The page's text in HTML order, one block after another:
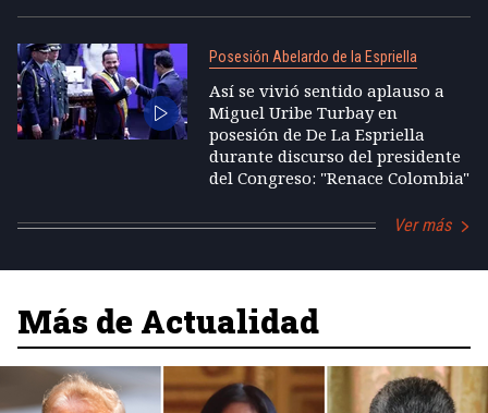
Posesión Abelardo de la Espriella
Así se vivió sentido aplauso a
Miguel Uribe Turbay en
posesión de De La Espriella
durante discurso del presidente
del Congreso: "Renace Colombia"
Ver más
Más de Actualidad